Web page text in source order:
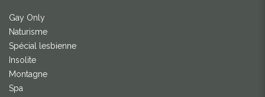
Gay Only
Naturisme
Spécial lesbienne
Insolite
Montagne
Spa